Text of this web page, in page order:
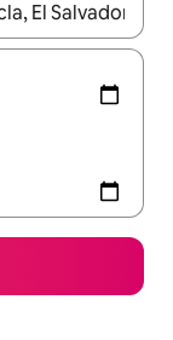
navegar